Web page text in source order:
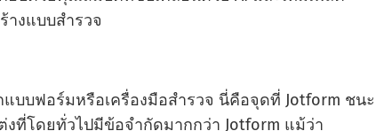
างแบบสํารวจ
บบฟอร์มหรือเครื่องมือสํารวจ นี่คือจุดที่ Jotform ชนะ
งที่โดยทั่วไปมีข้อจํากัดมากกว่า Jotform แม้ว่า